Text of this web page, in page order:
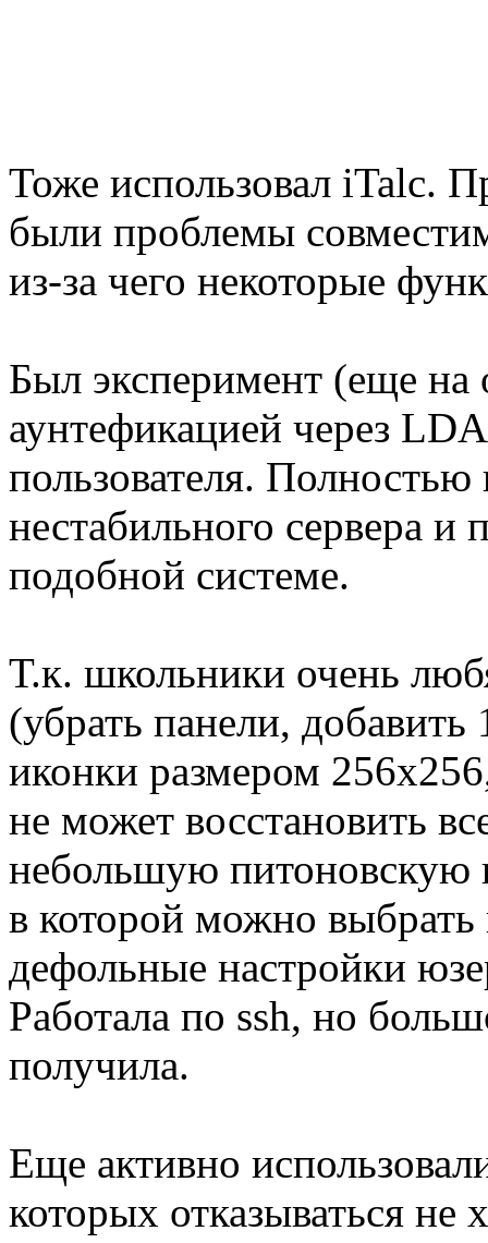
Тоже использовал iTalc.
были проблемы
из-за чего некоторые
Был эксперимент (еще на
аунтефикацией через
пользователя. Полностью
нестабильного сервера и
подобной системе.
Т.к. школьники очень
(убрать панели, добавить
иконки размером
не может восстановить
небольшую питоновскую
в которой можно
дефольные настройки
Работала по ssh, но
получила.
Еще активно
которых отказываться не